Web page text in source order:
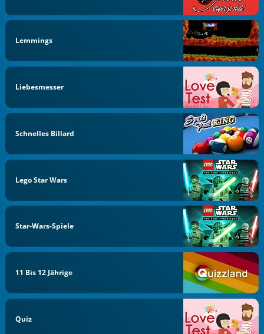
Lemmings
Liebesmesser
Schnelles Billard
Lego Star Wars
Star-Wars-Spiele
11 Bis 12 Jährige
Quiz